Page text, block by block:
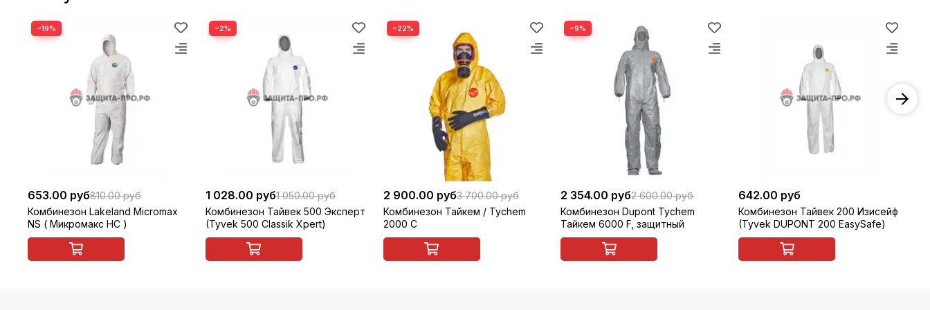
−19%
653.00 руб810.00 руб
Комбинезон Lakeland Micromax
NS ( Микромакс НС )
−2%
1 028.00 руб1 050.00 руб
Комбинезон Тайвек 500 Эксперт
(Tyvek 500 Classik Xpert)
−22%
2 900.00 руб3 700.00 руб
Комбинезон Тайкем / Tychem
2000 C
−9%
2 354.00 руб2 600.00 руб
Комбинезон Dupont Tychem
Тайкем 6000 F, защитный
642.00 руб
Комбинезон Тайвек 200 Изисейф
(Tyvek DUPONT 200 EasySafe)